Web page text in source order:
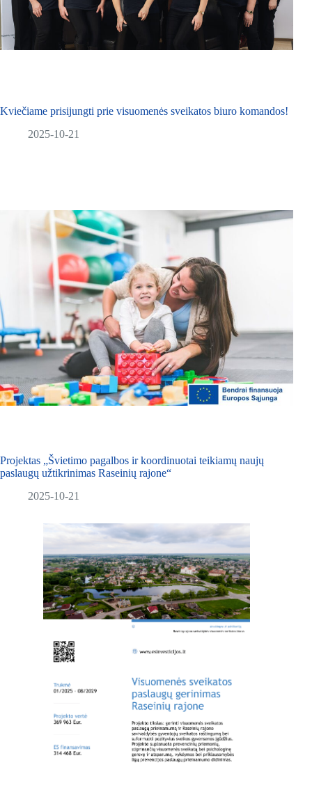
Kviečiame prisijungti prie visuomenės sveikatos biuro komandos!
2025-10-21
Projektas „Švietimo pagalbos ir koordinuotai teikiamų naujų
paslaugų užtikrinimas Raseinių rajone“
2025-10-21